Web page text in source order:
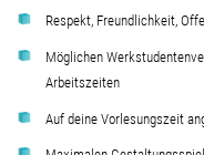
Respekt, Freundlichkeit,
Möglichen
Arbeitszeiten
Auf deine Vorlesungszeit